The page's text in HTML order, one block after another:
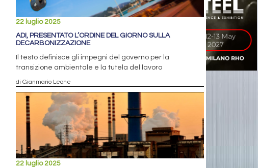
22 luglio 2025
ADI, PRESENTATO L’ORDINE DEL GIORNO SULLA
DECARBONIZZAZIONE
Il testo definisce gli impegni del governo per la
transizione ambientale e la tutela del lavoro
di Gianmario Leone
22 luglio 2025